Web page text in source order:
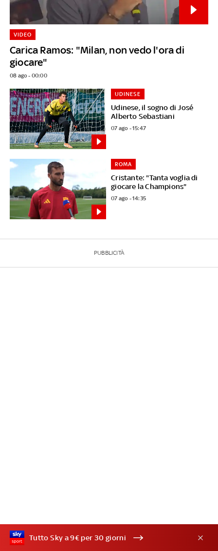
Carica Ramos: "Milan, non vedo l'ora di
giocare"
VIDEO
08 ago - 00:00
Udinese, il sogno di José
Alberto Sebastiani
UDINESE
07 ago - 15:47
Cristante: "Tanta voglia di
giocare la Champions"
ROMA
07 ago - 14:35
PUBBLICITÀ
Tutto Sky a 9€ per 30 giorni